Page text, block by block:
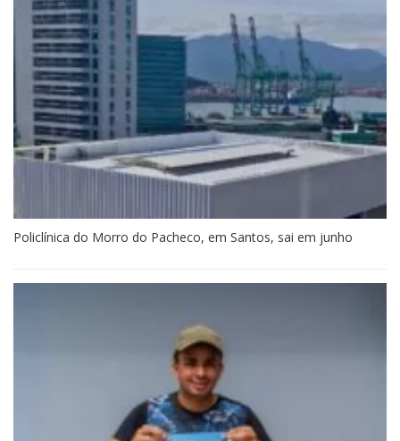
Policlínica do Morro do Pacheco, em Santos, sai em junho